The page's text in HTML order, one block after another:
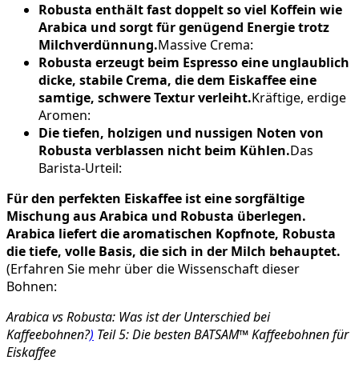
Robusta enthält fast doppelt so viel Koffein wie
Arabica und sorgt für genügend Energie trotz
Milchverdünnung.Massive Crema:
Robusta erzeugt beim Espresso eine unglaublich
dicke, stabile Crema, die dem Eiskaffee eine
samtige, schwere Textur verleiht.Kräftige, erdige
Aromen:
Die tiefen, holzigen und nussigen Noten von
Robusta verblassen nicht beim Kühlen.Das
Barista-Urteil:
Für den perfekten Eiskaffee ist eine sorgfältige
Mischung aus Arabica und Robusta überlegen.
Arabica liefert die aromatischen Kopfnote, Robusta
die tiefe, volle Basis, die sich in der Milch behauptet.
(Erfahren Sie mehr über die Wissenschaft dieser
Bohnen:
Arabica vs Robusta: Was ist der Unterschied bei
Kaffeebohnen?) Teil 5: Die besten BATSAM™ Kaffeebohnen für
Eiskaffee